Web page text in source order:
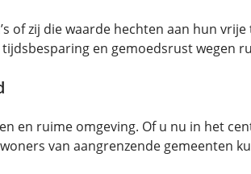
of zij die waarde hechten aan hun
en gemoedsrust wegen
en ruime omgeving. Of u nu in het
van aangrenzende gemeenten